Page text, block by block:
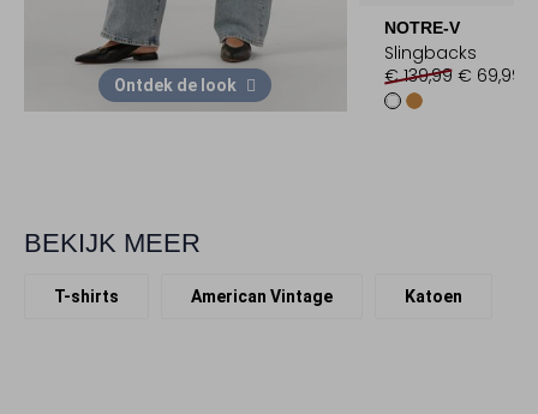
Ontdek de look
NOTRE-V
Slingbacks
€ 139,99 € 69,99
BEKIJK MEER
T-shirts American Vintage Katoen